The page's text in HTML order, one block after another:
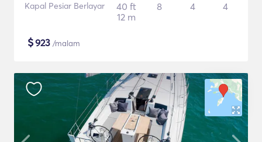
Kapal Pesiar Berlayar
40 ft
12 m
8 4 4
$923 /malam